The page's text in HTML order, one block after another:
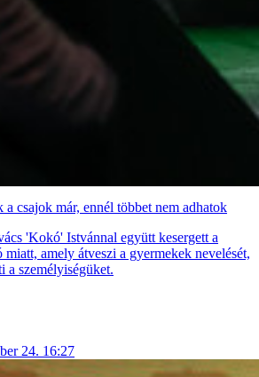
csajok már, ennél többet nem adhatok
'Kokó' Istvánnal együtt kesergett a
amely átveszi a gyermekek nevelését,
a személyiségüket.
24. 16:27